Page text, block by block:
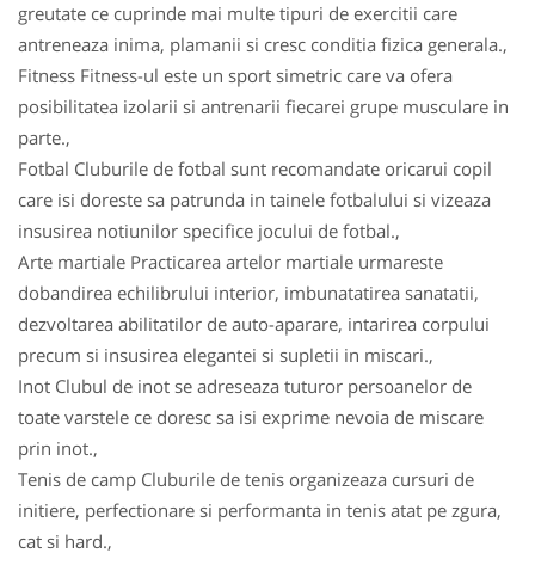
greutate ce cuprinde mai multe tipuri de exercitii care
antreneaza inima, plamanii si cresc conditia fizica generala.,
Fitness Fitness-ul este un sport simetric care va ofera
posibilitatea izolarii si antrenarii fiecarei grupe musculare in
parte.,
Fotbal Cluburile de fotbal sunt recomandate oricarui copil
care isi doreste sa patrunda in tainele fotbalului si vizeaza
insusirea notiunilor specifice jocului de fotbal.,
Arte martiale Practicarea artelor martiale urmareste
dobandirea echilibrului interior, imbunatatirea sanatatii,
dezvoltarea abilitatilor de auto-aparare, intarirea corpului
precum si insusirea elegantei si supletii in miscari.,
Inot Clubul de inot se adreseaza tuturor persoanelor de
toate varstele ce doresc sa isi exprime nevoia de miscare
prin inot.,
Tenis de camp Cluburile de tenis organizeaza cursuri de
initiere, perfectionare si performanta in tenis atat pe zgura,
cat si hard.,